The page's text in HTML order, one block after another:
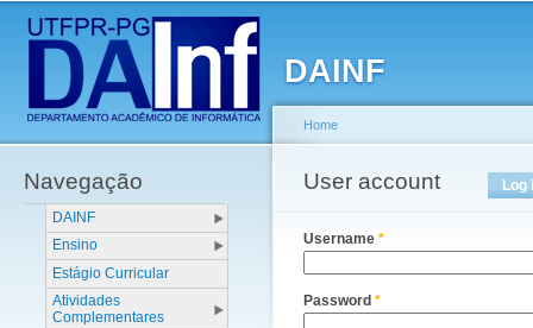
DAINF
Main menu
Navegação
DAINF
Ensino
Estágio Curricular
Atividades
Complementares
You are here
Home
User account
Primary tabs Log
Username *
Password *